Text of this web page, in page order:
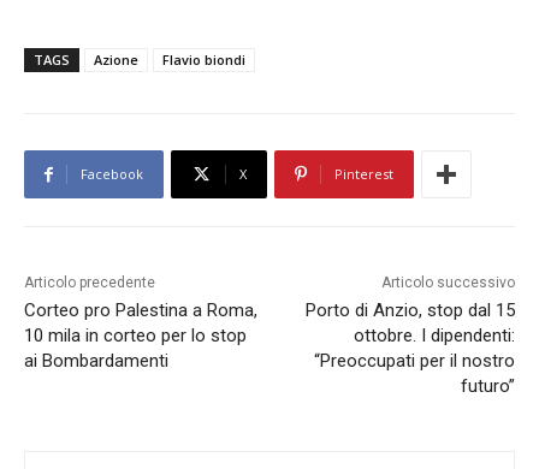
TAGS Azione Flavio biondi
Facebook X Pinterest
Articolo precedente
Corteo pro Palestina a Roma,
10 mila in corteo per lo stop
ai Bombardamenti
Articolo successivo
Porto di Anzio, stop dal 15
ottobre. I dipendenti:
“Preoccupati per il nostro
futuro”